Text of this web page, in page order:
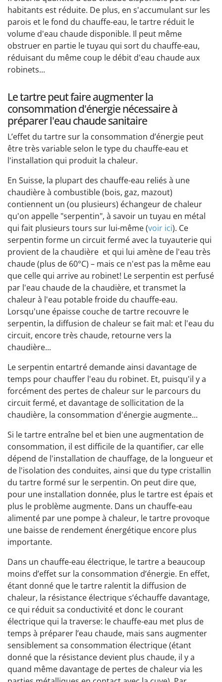
habitants est réduite. De plus, en s'accumulant sur les
parois et le fond du chauffe-eau, le tartre réduit le
volume d'eau chaude disponible. Il peut même
obstruer en partie le tuyau qui sort du chauffe-eau,
réduisant du même coup le débit d'eau chaude aux
robinets...
Le tartre peut faire augmenter la
consommation d'énergie nécessaire à
préparer l'eau chaude sanitaire
L’effet du tartre sur la consommation d’énergie peut
être très variable selon le type du chauffe-eau et
l'installation qui produit la chaleur.
En Suisse, la plupart des chauffe-eau reliés à une
chaudière à combustible (bois, gaz, mazout)
contiennent un (ou plusieurs) échangeur de chaleur
qu'on appelle "serpentin", à savoir un tuyau en métal
qui fait plusieurs tours sur lui-même (voir ici). Ce
serpentin forme un circuit fermé avec la tuyauterie qui
provient de la chaudière et qui lui amène de l'eau très
chaude (plus de 60°C) – mais ce n'est pas la même eau
que celle qui arrive au robinet! Le serpentin est perfusé
par l'eau chaude de la chaudière, et transmet la
chaleur à l'eau potable froide du chauffe-eau.
Lorsqu'une épaisse couche de tartre recouvre le
serpentin, la diffusion de chaleur se fait mal: et l'eau du
circuit, encore très chaude, retourne vers la
chaudière...
Le serpentin entartré demande ainsi davantage de
temps pour chauffer l'eau du robinet. Et, puisqu'il y a
forcément des pertes de chaleur sur le parcours du
circuit fermé, et davantage de sollicitation de la
chaudière, la consommation d'énergie augmente...
Si le tartre entraîne bel et bien une augmentation de
consommation, il est difficile de la quantifier, car elle
dépend de l'installation de chauffage, de la longueur et
de l'isolation des conduites, ainsi que du type cristallin
du tartre formé sur le serpentin. On peut dire que,
pour une installation donnée, plus le tartre est épais et
plus le problème augmente. Dans un chauffe-eau
alimenté par une pompe à chaleur, le tartre provoque
une baisse de rendement énergétique encore plus
importante.
Dans un chauffe-eau électrique, le tartre a beaucoup
moins d’effet sur la consommation d’énergie. En effet,
étant donné que le tartre ralentit la diffusion de
chaleur, la résistance électrique s’échauffe davantage,
ce qui réduit sa conductivité et donc le courant
électrique qui la traverse: le chauffe-eau met plus de
temps à préparer l’eau chaude, mais sans augmenter
sensiblement sa consommation électrique (étant
donné que la résistance devient plus chaude, il y a
quand même davantage de pertes de chaleur via les